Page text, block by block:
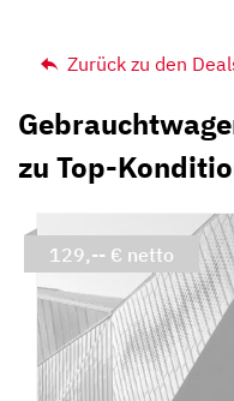
Zurück zu den
zu Top-
129,-- € netto